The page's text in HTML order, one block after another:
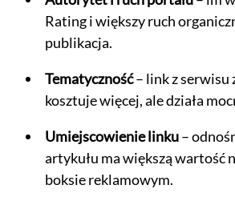
Rating i większy ruch
publikacja.
Tematyczność– link z serwisu
kosztuje więcej, ale działa
Umiejscowienie linku–
artykułu ma większą wartość
boksie reklamowym.